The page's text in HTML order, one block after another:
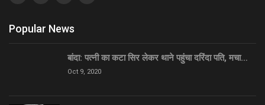
Popular News
बांदा: पत्नी का कटा सिर लेकर थाने पहुंचा दरिंदा पति, मचा…
Oct 9, 2020